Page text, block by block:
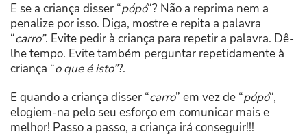
E se a criança disser “pópó“? Não a reprima nem a
penalize por isso. Diga, mostre e repita a palavra
“carro”. Evite pedir à criança para repetir a palavra. Dê-
lhe tempo. Evite também perguntar repetidamente à
criança “o que é isto”?.
E quando a criança disser “carro” em vez de “pópó“,
elogiem-na pelo seu esforço em comunicar mais e
melhor! Passo a passo, a criança irá conseguir!!!